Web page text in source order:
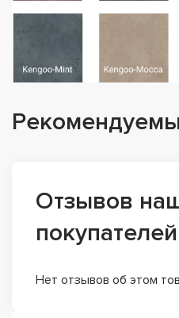
Отзывов
покупателей
Нет отзывов об этом